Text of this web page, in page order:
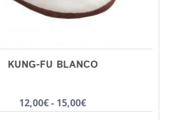
KUNG-FU BLANCO
12,00€ - 15,00€Rango